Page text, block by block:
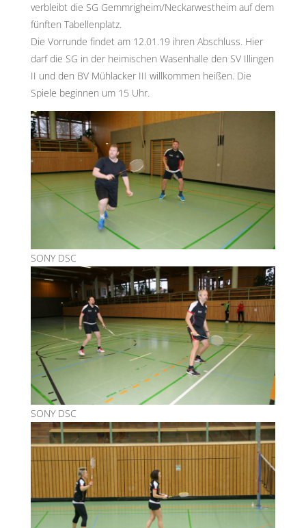
verbleibt die SG Gemmrigheim/Neckarwestheim auf dem
fünften Tabellenplatz.
Die Vorrunde findet am 12.01.19 ihren Abschluss. Hier
darf die SG in der heimischen Wasenhalle den SV Illingen
II und den BV Mühlacker III willkommen heißen. Die
Spiele beginnen um 15 Uhr.
SONY DSC
SONY DSC